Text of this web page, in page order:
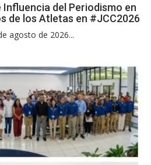
del Periodismo en
de los Atletas en #JCC2026
agosto de 2026...